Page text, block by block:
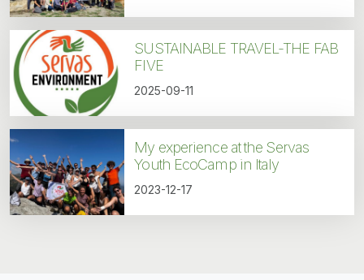
SUSTAINABLE TRAVEL-THE FAB
FIVE
2025-09-11
My experience at the Servas
Youth EcoCamp in Italy
2023-12-17